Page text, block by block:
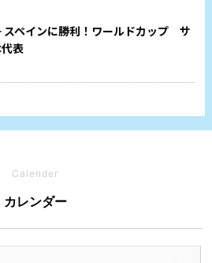
スペインに勝利！ワールドカップ サ
表
Calender
カレンダー